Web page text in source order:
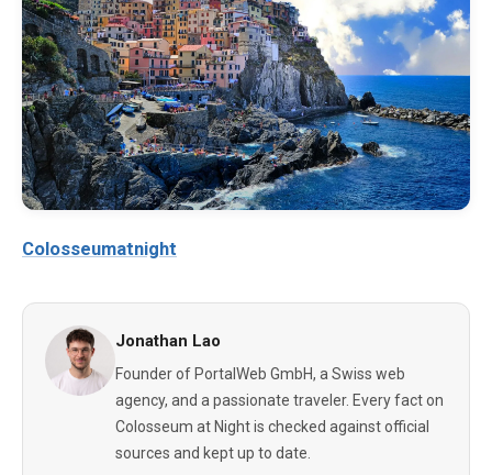
Colosseumatnight
Jonathan Lao
Founder of PortalWeb GmbH, a Swiss web
agency, and a passionate traveler. Every fact on
Colosseum at Night is checked against official
sources and kept up to date.